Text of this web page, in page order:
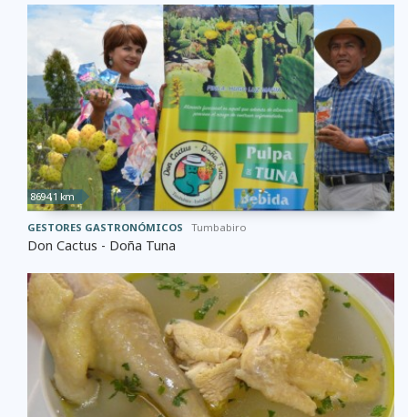
8694,1 km
GESTORES GASTRONÓMICOS Tumbabiro
Don Cactus - Doña Tuna